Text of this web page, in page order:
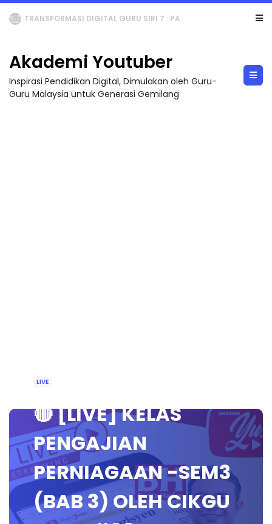
MAJLIS ANUGERAH FFK (FESTIVAL LENSA PENDIDIKAN - FLeP) 2026
Akademi Youtuber
Inspirasi Pendidikan Digital, Dimulakan oleh Guru-
Guru Malaysia untuk Generasi Gemilang
LIVE
🔴 [LIVE] KELAS
PENGAJIAN
PERNIAGAAN -SEM3
(BAB 3) OLEH CIKGU